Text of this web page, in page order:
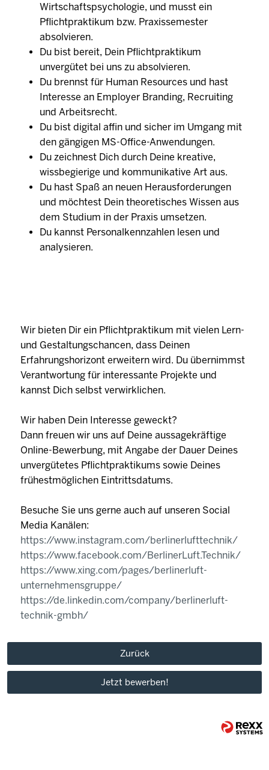
Wirtschaftspsychologie, und musst ein
Pflichtpraktikum bzw. Praxissemester
absolvieren.
Du bist bereit, Dein Pflichtpraktikum
unvergütet bei uns zu absolvieren.
Du brennst für Human Resources und hast
Interesse an Employer Branding, Recruiting
und Arbeitsrecht.
Du bist digital affin und sicher im Umgang mit
den gängigen MS-Office-Anwendungen.
Du zeichnest Dich durch Deine kreative,
wissbegierige und kommunikative Art aus.
Du hast Spaß an neuen Herausforderungen
und möchtest Dein theoretisches Wissen aus
dem Studium in der Praxis umsetzen.
Du kannst Personalkennzahlen lesen und
analysieren.
Wir bieten Dir ein Pflichtpraktikum mit vielen Lern-
und Gestaltungschancen, dass Deinen
Erfahrungshorizont erweitern wird. Du übernimmst
Verantwortung für interessante Projekte und
kannst Dich selbst verwirklichen.
Wir haben Dein Interesse geweckt?
Dann freuen wir uns auf Deine aussagekräftige
Online-Bewerbung, mit Angabe der Dauer Deines
unvergütetes Pflichtpraktikums sowie Deines
frühestmöglichen Eintrittsdatums.
Besuche Sie uns gerne auch auf unseren Social
Media Kanälen:
https://www.instagram.com/berlinerlufttechnik/
https://www.facebook.com/BerlinerLuft.Technik/
https://www.xing.com/pages/berlinerluft-
unternehmensgruppe/
https://de.linkedin.com/company/berlinerluft-
technik-gmbh/
Zurück
Jetzt bewerben!